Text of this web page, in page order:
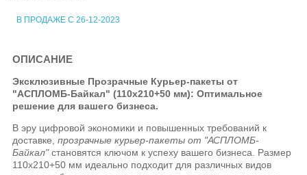
В ПРОДАЖЕ С 26-12-2023
ОПИСАНИЕ
Эксклюзивные Прозрачные Курьер-пакеты от
"АСПЛОМБ-Байкал" (110x210+50 мм): Оптимальное
решение для вашего бизнеса.
В эру цифровой экономики и повышенных требований к
доставке,прозрачные курьер-пакеты от "АСПЛОМБ-
Байкал"становятся ключом к успеху вашего бизнеса. Размер
110x210+50 мм идеально подходит для различных видов